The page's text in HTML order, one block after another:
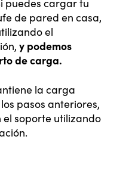
de pared en casa,
el
y podemos
de carga.
la carga
pasos anteriores,
soporte utilizando